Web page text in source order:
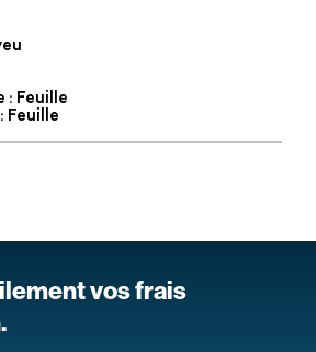
: Feuille
Feuille
vos frais